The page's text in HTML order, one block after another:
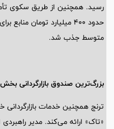
رسید. همچنین از طریق سکوی
متوسط جذب شد.
بزرگ‌ترین صندوق بازارگردانی
ترنج همچنین خدمات بازارگردانی
«تاک» ارائه می‌کند. مدیر